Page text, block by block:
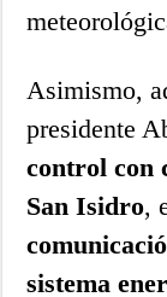
Asimismo,
presidente
control con
San Isidro,
sistema